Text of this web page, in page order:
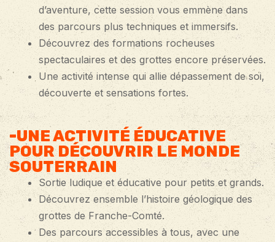
d’aventure, cette session vous emmène dans
des parcours plus techniques et immersifs.
Découvrez des formations rocheuses
spectaculaires et des grottes encore préservées.
Une activité intense qui allie dépassement de soi,
découverte et sensations fortes.
-UNE ACTIVITÉ ÉDUCATIVE
POUR DÉCOUVRIR LE MONDE
SOUTERRAIN
Sortie ludique et éducative pour petits et grands.
Découvrez ensemble l’histoire géologique des
grottes de Franche-Comté.
Des parcours accessibles à tous, avec une